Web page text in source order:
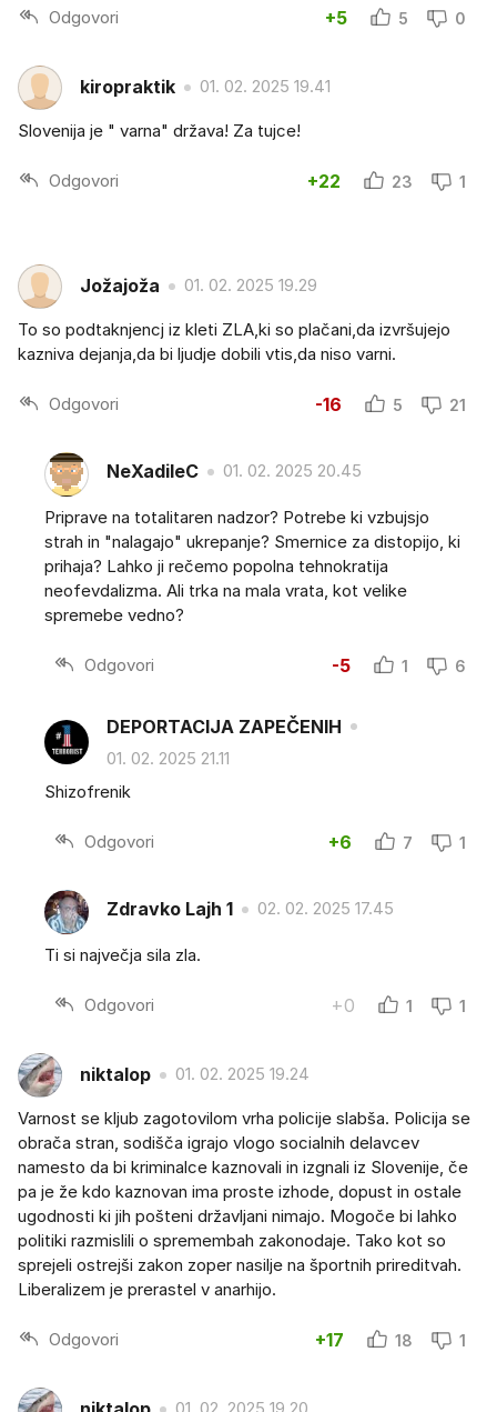
Odgovori +5 5 0
kiropraktik 01. 02. 2025 19.41
Slovenija je " varna" država! Za tujce!
Odgovori +22 23 1
Jožajoža 01. 02. 2025 19.29
To so podtaknjencj iz kleti ZLA,ki so plačani,da izvršujejo
kazniva dejanja,da bi ljudje dobili vtis,da niso varni.
Odgovori -16 5 21
NeXadileC 01. 02. 2025 20.45
Priprave na totalitaren nadzor? Potrebe ki vzbujsjo
strah in "nalagajo" ukrepanje? Smernice za distopijo, ki
prihaja? Lahko ji rečemo popolna tehnokratija
neofevdalizma. Ali trka na mala vrata, kot velike
spremebe vedno?
Odgovori -5 1 6
DEPORTACIJA ZAPEČENIH
01. 02. 2025 21.11
Shizofrenik
Odgovori +6 7 1
Zdravko Lajh 1 02. 02. 2025 17.45
Ti si največja sila zla.
Odgovori +0 1 1
niktalop 01. 02. 2025 19.24
Varnost se kljub zagotovilom vrha policije slabša. Policija se
obrača stran, sodišča igrajo vlogo socialnih delavcev
namesto da bi kriminalce kaznovali in izgnali iz Slovenije, če
pa je že kdo kaznovan ima proste izhode, dopust in ostale
ugodnosti ki jih pošteni državljani nimajo. Mogoče bi lahko
politiki razmislili o spremembah zakonodaje. Tako kot so
sprejeli ostrejši zakon zoper nasilje na športnih prireditvah.
Liberalizem je prerastel v anarhijo.
Odgovori +17 18 1